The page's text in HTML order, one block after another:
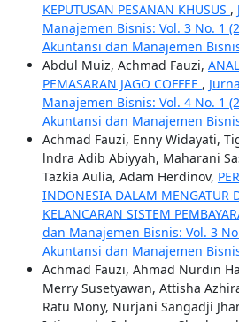
KEPUTUSAN PESANAN KHUSUS ,
Manajemen Bisnis: Vol. 3 No. 1
Akuntansi dan Manajemen
Abdul Muiz, Achmad Fauzi,
PEMASARAN JAGO COFFEE ,
Manajemen Bisnis: Vol. 4 No. 1
Akuntansi dan Manajemen
Achmad Fauzi, Enny Widayati,
lndra Adib Abiyyah, Maharani
Tazkia Aulia, Adam Herdinov,
INDONESIA DALAM MENGATUR
KELANCARAN SISTEM
dan Manajemen Bisnis: Vol. 3
Akuntansi dan Manajemen
Achmad Fauzi, Ahmad Nurdin
Merry Susetyawan, Attisha
Ratu Mony, Nurjani Sangadji